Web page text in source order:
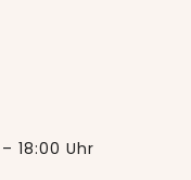
18:00 Uhr